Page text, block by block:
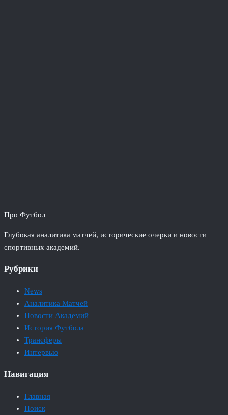
Про Футбол
Глубокая аналитика матчей, исторические очерки и новости
спортивных академий.
Рубрики
News
Аналитика Матчей
Новости Академий
История Футбола
Трансферы
Интервью
Навигация
Главная
Поиск